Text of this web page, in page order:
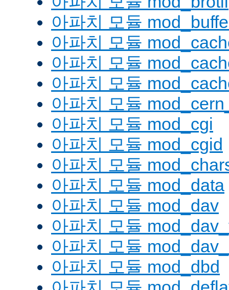
아파치 모듈
아파치 모듈
아파치 모듈
아파치 모듈
아파치 모듈
아파치 모듈 mod_cgi
아파치 모듈 mod_cgid
아파치 모듈
아파치 모듈 mod_data
아파치 모듈 mod_dav
아파치 모듈
아파치 모듈
아파치 모듈 mod_dbd